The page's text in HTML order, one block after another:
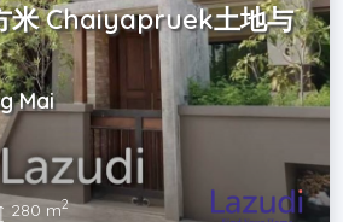
米 Chaiyapruek土地与
Mai
280 m2